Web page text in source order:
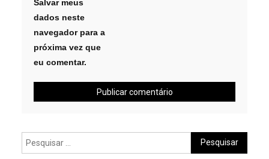
Salvar meus
dados neste
navegador para a
próxima vez que
eu comentar.
Pesquisar
por: